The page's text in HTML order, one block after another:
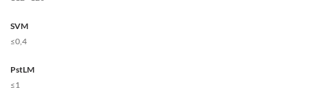
SVM
≤0,4
PstLM
≤1